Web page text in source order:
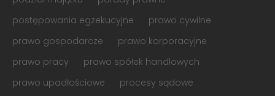
postępowania egzekucyjne
prawo cywilne
prawo gospodarcze
prawo korporacyjne
prawo pracy
prawo spółek handlowych
prawo upadłościowe
procesy sądowe